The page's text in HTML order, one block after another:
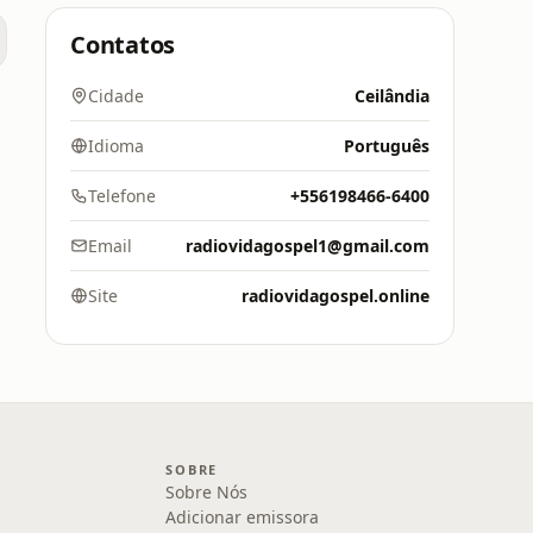
Contatos
Cidade Ceilândia
Idioma Português
Telefone +556198466-6400
Email radiovidagospel1@gmail.com
Site radiovidagospel.online
SOBRE
Sobre Nós
Adicionar emissora